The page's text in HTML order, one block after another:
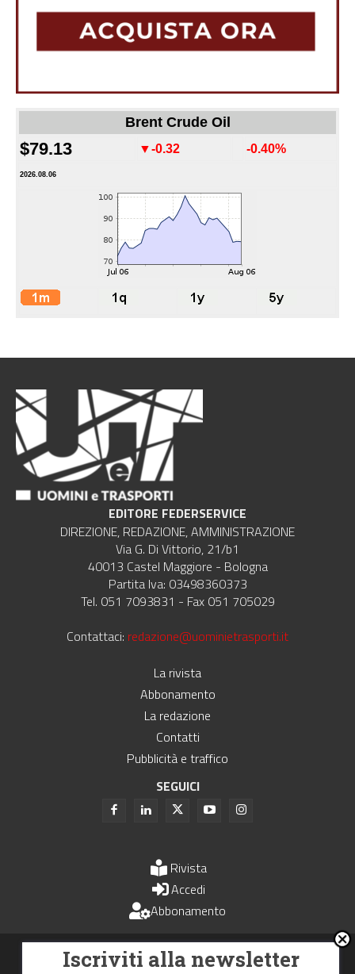
Brent Crude Oil
$79.13 ▼-0.32 -0.40%
2026.08.06
EDITORE FEDERSERVICE
DIREZIONE, REDAZIONE, AMMINISTRAZIONE
Via G. Di Vittorio, 21/b1
40013 Castel Maggiore - Bologna
Partita Iva: 03498360373
Tel. 051 7093831 - Fax 051 705029
Contattaci: redazione@uominietrasporti.it
La rivista
Abbonamento
La redazione
Contatti
Pubblicità e traffico
SEGUICI
Rivista
Accedi
Abbonamento
Uomini e Trasporti è un periodico associato all'Unione Stampa
Periodica Italiana - USPI
Iscriviti alla newsletter